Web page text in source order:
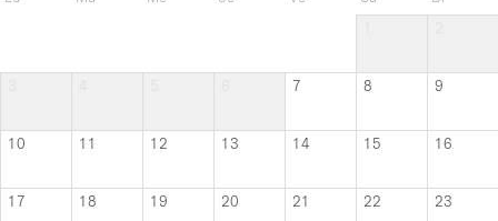
7 8 9
10 11 12 13 14 15 16
17 18 19 20 21 22 23